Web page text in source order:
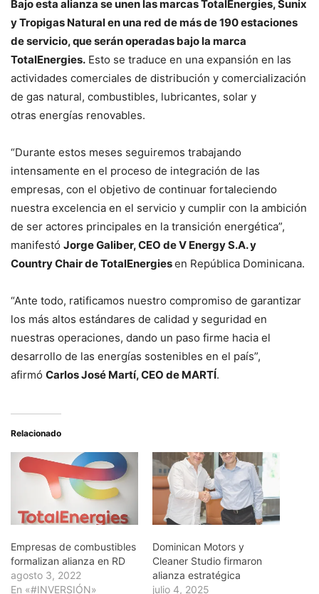
Bajo esta alianza se unen las marcas TotalEnergies, Sunix
y Tropigas Natural en una red de más de 190 estaciones
de servicio, que serán operadas bajo la marca
TotalEnergies. Esto se traduce en una expansión en las
actividades comerciales de distribución y comercialización
de gas natural, combustibles, lubricantes, solar y
otras energías renovables.
“Durante estos meses seguiremos trabajando
intensamente en el proceso de integración de las
empresas, con el objetivo de continuar fortaleciendo
nuestra excelencia en el servicio y cumplir con la ambición
de ser actores principales en la transición energética”,
manifestó Jorge Galiber, CEO de V Energy S.A. y
Country Chair de TotalEnergiesen República Dominicana.
“Ante todo, ratificamos nuestro compromiso de garantizar
los más altos estándares de calidad y seguridad en
nuestras operaciones, dando un paso firme hacia el
desarrollo de las energías sostenibles en el país”,
afirmó Carlos José Martí, CEO de MARTÍ.
Relacionado
Empresas de combustibles
formalizan alianza en RD
agosto 3, 2022
En «#INVERSIÓN»
Dominican Motors y
Cleaner Studio firmaron
alianza estratégica
julio 4, 2025